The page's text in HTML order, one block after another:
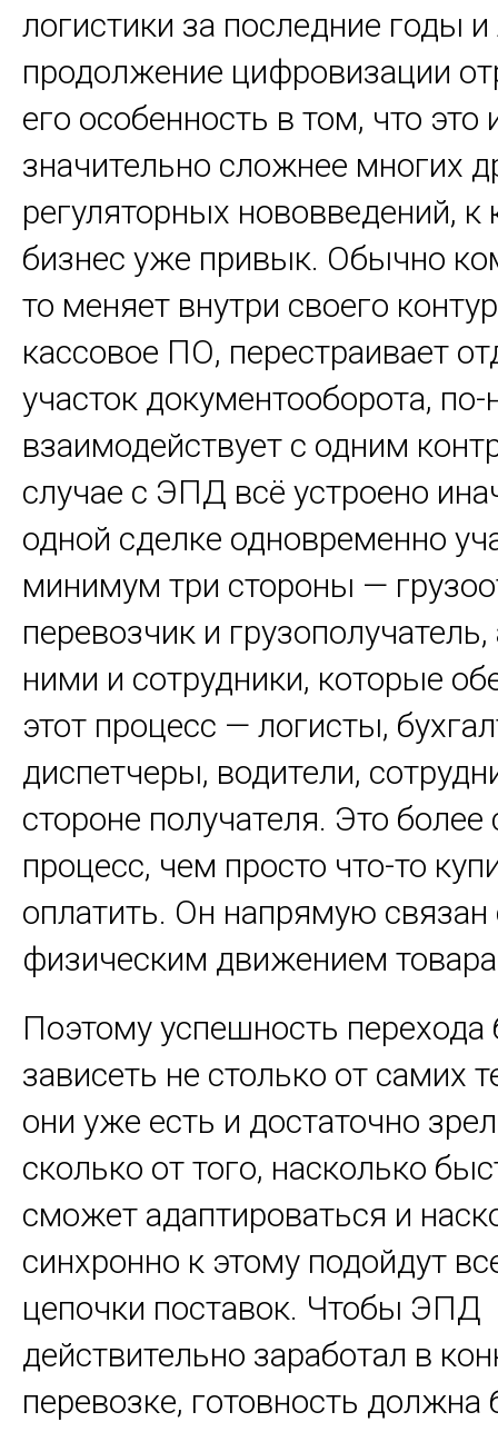
логистики за последние годы
продолжение цифровизации
его особенность в том, что это
значительно сложнее многих
регуляторных нововведений,
бизнес уже привык. Обычно
то меняет внутри своего
кассовое ПО, перестраивает
участок документооборота,
взаимодействует с одним
случае с ЭПД всё устроено
одной сделке одновременно
минимум три стороны —
перевозчик и
ними и сотрудники, которые
этот процесс — логисты,
диспетчеры, водители,
стороне получателя. Это
процесс, чем просто что-то
оплатить. Он напрямую связан
физическим движением
Поэтому успешность перехода
зависеть не столько от самих
они уже есть и достаточно
сколько от того, насколько
сможет адаптироваться и
синхронно к этому подойдут
цепочки поставок. Чтобы ЭПД
действительно заработал в
перевозке, готовность должна